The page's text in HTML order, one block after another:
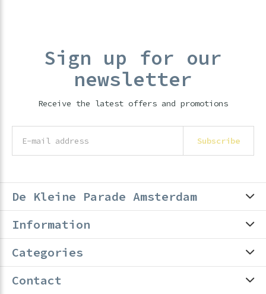
Sign up for our
newsletter
Receive the latest offers and promotions
Subscribe
De Kleine Parade Amsterdam
Information
Categories
Contact